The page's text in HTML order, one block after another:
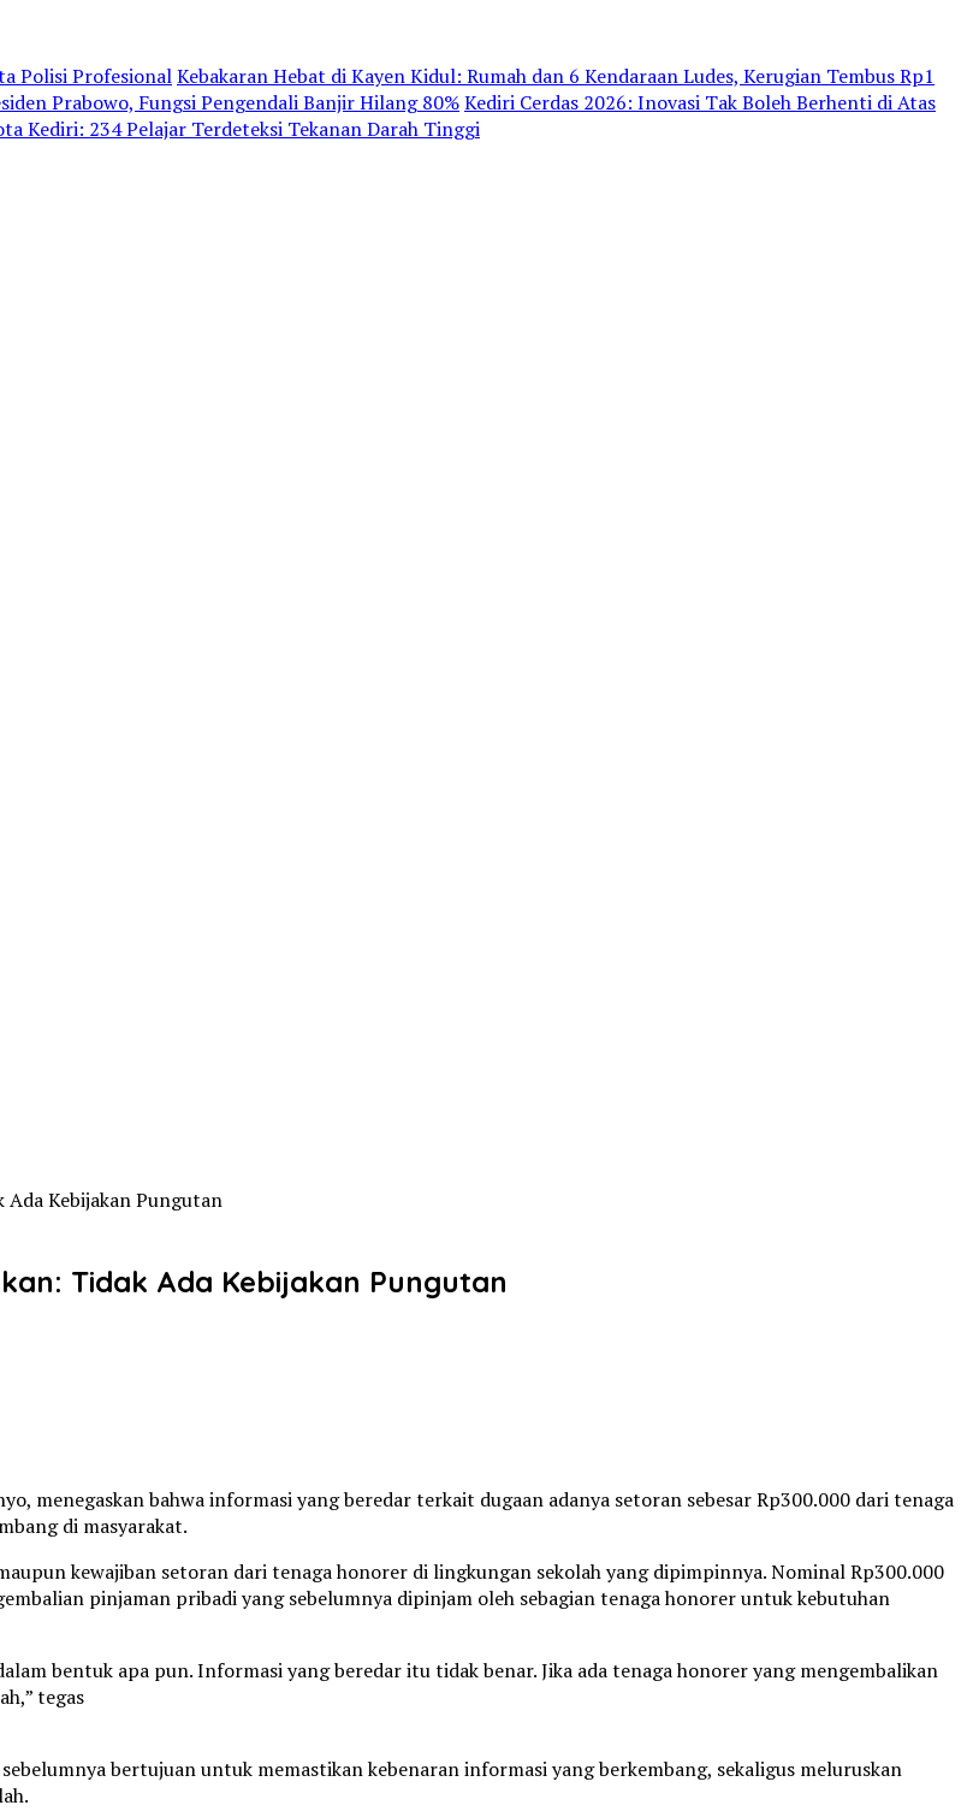
Polisi ProfesionalKebakaran Hebat di Kayen Kidul: Rumah dan 6 Kendaraan Ludes, Kerugian Tembus Rp1
Prabowo, Fungsi Pengendali Banjir Hilang 80%Kediri Cerdas 2026: Inovasi Tak Boleh Berhenti di Atas
Kediri: 234 Pelajar Terdeteksi Tekanan Darah Tinggi
Ada Kebijakan Pungutan
Tidak Ada Kebijakan Pungutan
menegaskan bahwa informasi yang beredar terkait dugaan adanya setoran sebesar Rp300.000 dari tenaga
di masyarakat.
kewajiban setoran dari tenaga honorer di lingkungan sekolah yang dipimpinnya. Nominal Rp300.000
pinjaman pribadi yang sebelumnya dipinjam oleh sebagian tenaga honorer untuk kebutuhan
bentuk apa pun. Informasi yang beredar itu tidak benar. Jika ada tenaga honorer yang mengembalikan
tegas
bertujuan untuk memastikan kebenaran informasi yang berkembang, sekaligus meluruskan